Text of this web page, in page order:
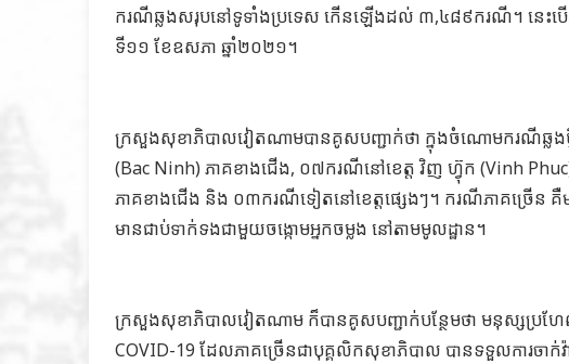
ករណីឆ្លងសរុបនៅទូទាំងប្រទេស កើនឡើងដល់ ៣,៤៨៩ករណី។ នេះបើ
ទី១១ ខែឧសភា ឆ្នាំ២០២១។
ក្រសួងសុខាភិបាលវៀតណាមបានគូសបញ្ជាក់ថា ក្នុងចំណោមករណីឆ្លង
(Bac Ninh) ភាគខាងជើង, ០៧ករណីនៅខេត្ត វិញ ហ្វ៊ុក (Vinh
ភាគខាងជើង និង ០៣ករណីទៀតនៅខេត្តផ្សេងៗ។ ករណីភាគច្រើន
មានជាប់ទាក់ទងជាមួយចង្កោមអ្នកចម្លង នៅតាមមូលដ្ឋាន។
ក្រសួងសុខាភិបាលវៀតណាម ក៏បានគូសបញ្ជាក់បន្ថែមថា មនុស្សប្រហែ
COVID-19 ដែលភាគច្រើនជាបុគ្គលិកសុខាភិបាល បានទទួលការចាក់វ៉ា